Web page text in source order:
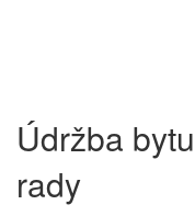
Údržba
rady